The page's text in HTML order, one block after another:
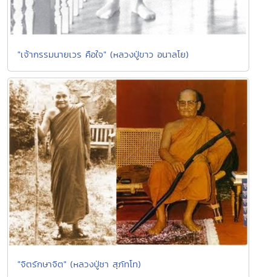
"เจ้ากรรมนายเวร คือใจ" (หลวงปู่ขาว อนาลโย)
"จิตรักษาจิต" (หลวงปู่ชา สุภัทโท)